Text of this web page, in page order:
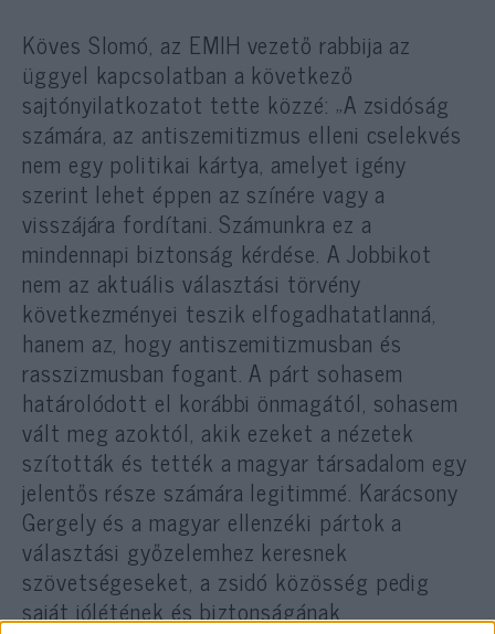
Köves Slomó, az EMIH vezető rabbija az
üggyel kapcsolatban a következő
sajtónyilatkozatot tette közzé: „A zsidóság
számára, az antiszemitizmus elleni cselekvés
nem egy politikai kártya, amelyet igény
szerint lehet éppen az színére vagy a
visszájára fordítani. Számunkra ez a
mindennapi biztonság kérdése. A Jobbikot
nem az aktuális választási törvény
következményei teszik elfogadhatatlanná,
hanem az, hogy antiszemitizmusban és
rasszizmusban fogant. A párt sohasem
határolódott el korábbi önmagától, sohasem
vált meg azoktól, akik ezeket a nézetek
szították és tették a magyar társadalom egy
jelentős része számára legitimmé. Karácsony
Gergely és a magyar ellenzéki pártok a
választási győzelemhez keresnek
szövetségeseket, a zsidó közösség pedig
saját jólétének és biztonságának